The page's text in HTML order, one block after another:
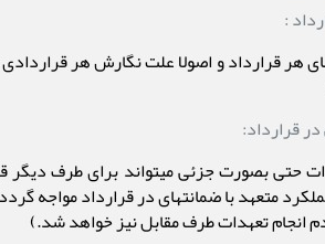
:
هر قرارداد و اصولا علت نگارش هر
قرارداد:
حتی بصورت جزئی میتواند برای طرف دیگر
متعهد با ضمانتهای در قرارداد مواجه
انجام تعهدات طرف مقابل نیز خواهد شد.)